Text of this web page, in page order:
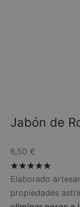
Jabón de
6,50 €
Elaborado
propiedades